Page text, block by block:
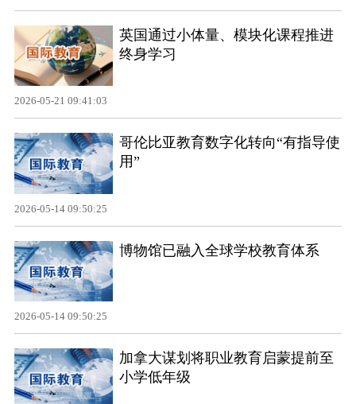
英国通过小体量、模块化课程推进
终身学习
2026-05-21 09:41:03
哥伦比亚教育数字化转向“有指导使
用”
2026-05-14 09:50:25
博物馆已融入全球学校教育体系
2026-05-14 09:50:25
加拿大谋划将职业教育启蒙提前至
小学低年级